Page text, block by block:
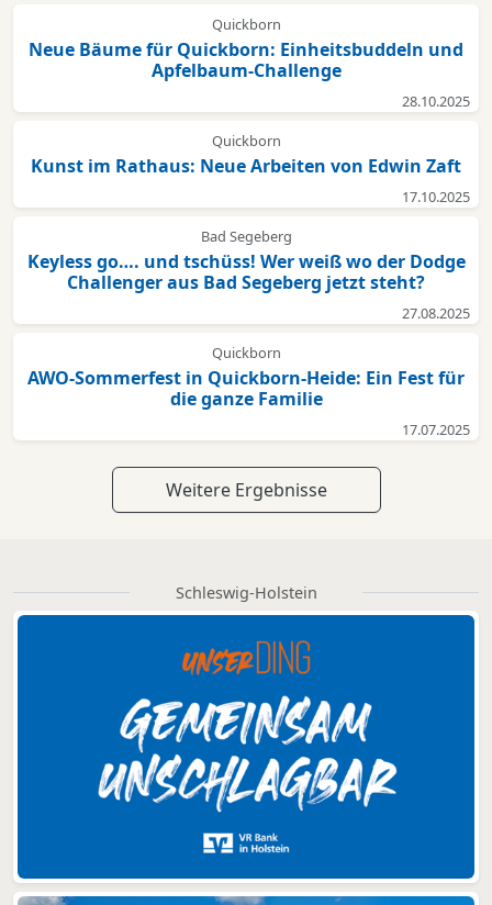
Quickborn
Neue Bäume für Quickborn: Einheitsbuddeln und
Apfelbaum-Challenge
28.10.2025
Quickborn
Kunst im Rathaus: Neue Arbeiten von Edwin Zaft
17.10.2025
Bad Segeberg
Keyless go…. und tschüss! Wer weiß wo der Dodge
Challenger aus Bad Segeberg jetzt steht?
27.08.2025
Quickborn
AWO-Sommerfest in Quickborn-Heide: Ein Fest für
die ganze Familie
17.07.2025
Weitere Ergebnisse
Schleswig-Holstein